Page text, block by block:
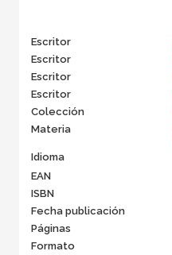
Escritor
Escritor
Escritor
Escritor
Colección
Materia
Idioma
EAN
ISBN
Fecha publicación
Páginas
Formato